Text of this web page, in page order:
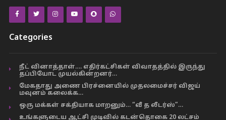
Categories
நீட் வினாத்தாள்…. எதிர்கட்சிகள் விவாதத்தில் இருந்து
தப்பியோட முயல்கின்றனர்…
மேகதாது அணை பிரச்னையில் முதலமைச்சர் விஜய்
மவுனம் கலைக்க…
ஒரு மக்கள் சக்தியாக மாறனும்… “வீ த லீடர்ஸ்”…
உங்களுடைய ஆட்சி முடிவில் கடன்தொகை 20 லட்சம்